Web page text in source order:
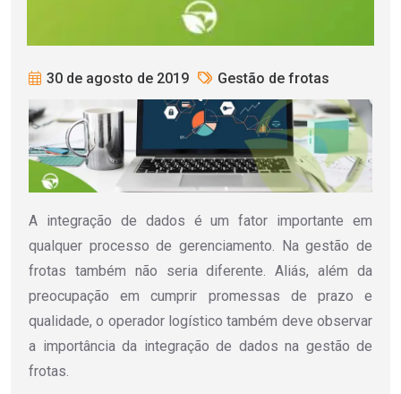
30 de agosto de 2019 Gestão de frotas
A integração de dados é um fator importante em
qualquer processo de gerenciamento. Na gestão de
frotas também não seria diferente. Aliás, além da
preocupação em cumprir promessas de prazo e
qualidade, o operador logístico também deve observar
a importância da integração de dados na gestão de
frotas.